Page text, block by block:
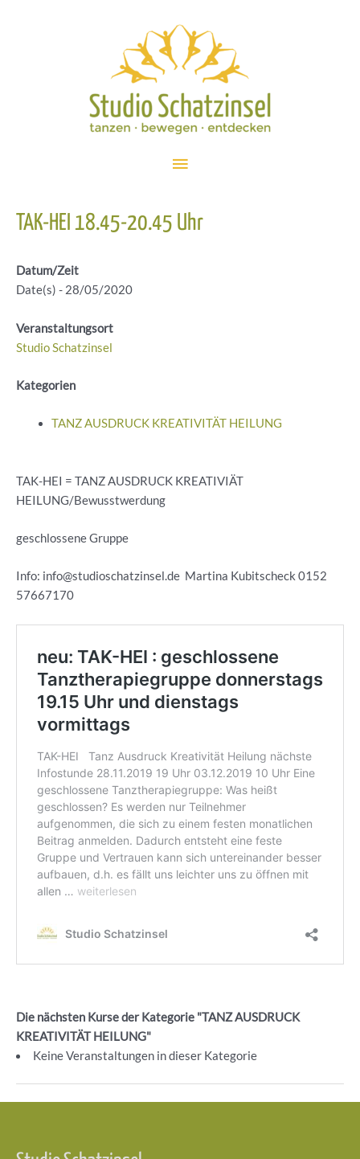
Hauptmenü
TAK-HEI 18.45-20.45 Uhr
Datum/Zeit
Date(s) - 28/05/2020
Veranstaltungsort
Studio Schatzinsel
Kategorien
TANZ AUSDRUCK KREATIVITÄT HEILUNG
TAK-HEI = TANZ AUSDRUCK KREATIVIÄT
HEILUNG/Bewusstwerdung
geschlossene Gruppe
Info: info@studioschatzinsel.de Martina Kubitscheck 0152
57667170
Die nächsten Kurse der Kategorie "TANZ AUSDRUCK
KREATIVITÄT HEILUNG"
Keine Veranstaltungen in dieser Kategorie